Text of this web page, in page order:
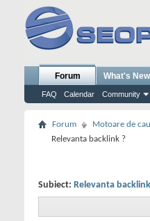
Forum
FAQ Calendar Community
What's
Forum Motoare de
Relevanta backlink ?
Subiect: Relevanta